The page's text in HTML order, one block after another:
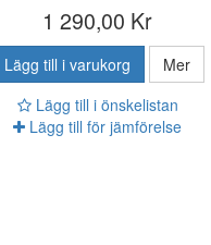
1 290,00 Kr
Lägg till i varukorg
Mer
Lägg till i önskelistan
Lägg till för jämförelse